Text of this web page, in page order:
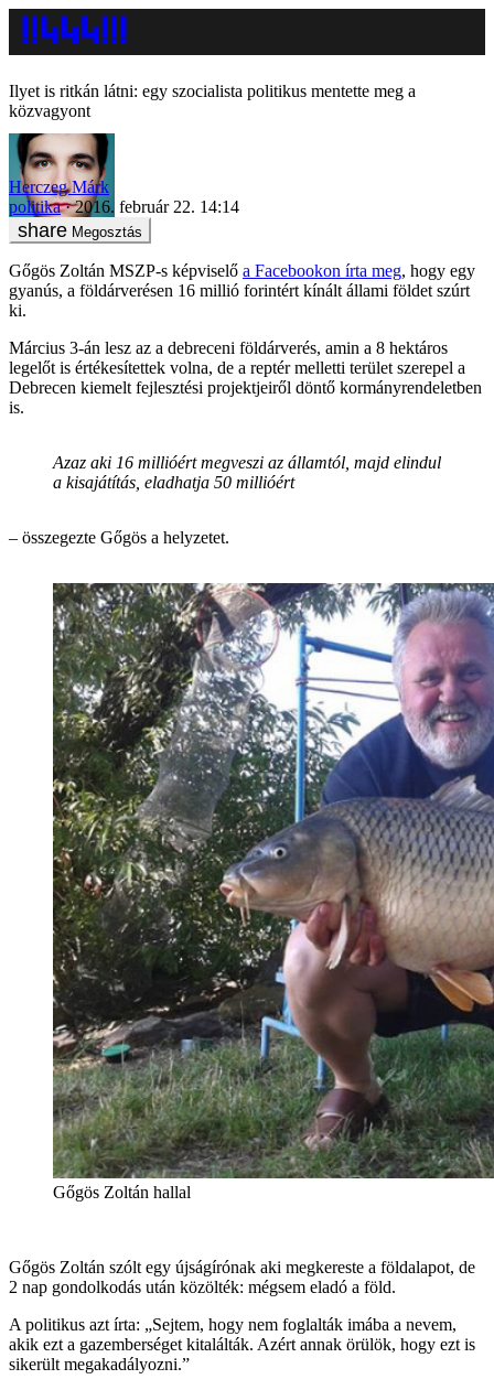
Ilyet is ritkán látni: egy szocialista politikus mentette meg a
közvagyont
Herczeg Márk
politika
2016. február 22. 14:14
Megosztás
Gőgös Zoltán MSZP-s képviselő a Facebookon írta meg, hogy egy
gyanús, a földárverésen 16 millió forintért kínált állami földet szúrt
ki.
Március 3-án lesz az a debreceni földárverés, amin a 8 hektáros
legelőt is értékesítettek volna, de a reptér melletti terület szerepel a
Debrecen kiemelt fejlesztési projektjeiről döntő kormányrendeletben
is.
Azaz aki 16 millióért megveszi az államtól, majd elindul
a kisajátítás, eladhatja 50 millióért
– összegezte Gőgös a helyzetet.
Gőgös Zoltán hallal
Gőgös Zoltán szólt egy újságírónak aki megkereste a földalapot, de
2 nap gondolkodás után közölték: mégsem eladó a föld.
A politikus azt írta: „Sejtem, hogy nem foglalták imába a nevem,
akik ezt a gazemberséget kitalálták. Azért annak örülök, hogy ezt is
sikerült megakadályozni.”